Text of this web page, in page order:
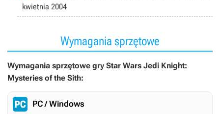
kwietnia 2004
Wymagania sprzętowe
Wymagania sprzętowe gry Star Wars Jedi Knight:
Mysteries of the Sith:
PC / Windows